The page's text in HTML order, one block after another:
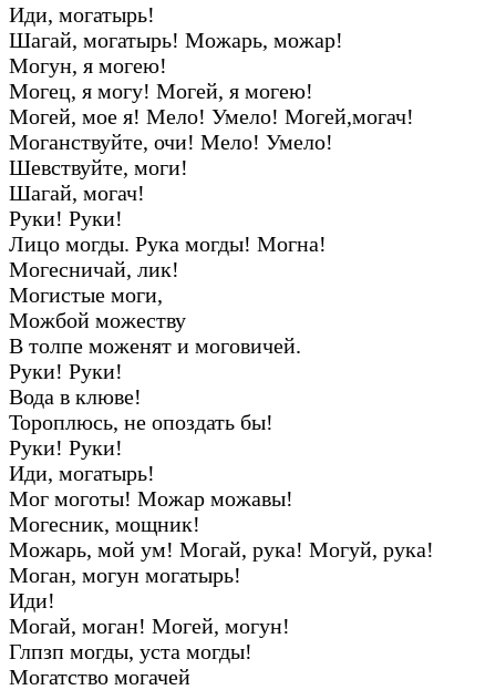
Иди, могатырь!
Шагай, могатырь! Можарь, можар!
Могун, я могею!
Могец, я могу! Могей, я могею!
Могей, мое я! Мело! Умело! Могей,могач!
Моганствуйте, очи! Мело! Умело!
Шевствуйте, моги!
Шагай, могач!
Руки! Руки!
Лицо могды. Рука могды! Могна!
Могесничай, лик!
Могистые моги,
Можбой можеству
В толпе моженят и моговичей.
Руки! Руки!
Вода в клюве!
Тороплюсь, не опоздать бы!
Руки! Руки!
Иди, могатырь!
Мог моготы! Можар можавы!
Могесник, мощник!
Можарь, мой ум! Могай, рука! Могуй, рука!
Моган, могун могатырь!
Иди!
Могай, моган! Могей, могун!
Глпзп могды, уста могды!
Могатство могачей